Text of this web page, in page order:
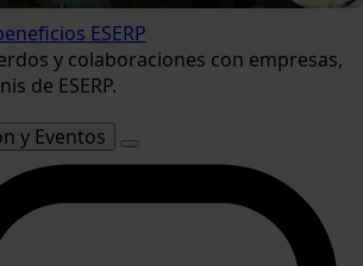
ESERP
y colaboraciones con empresas,
de ESERP.
y Eventos